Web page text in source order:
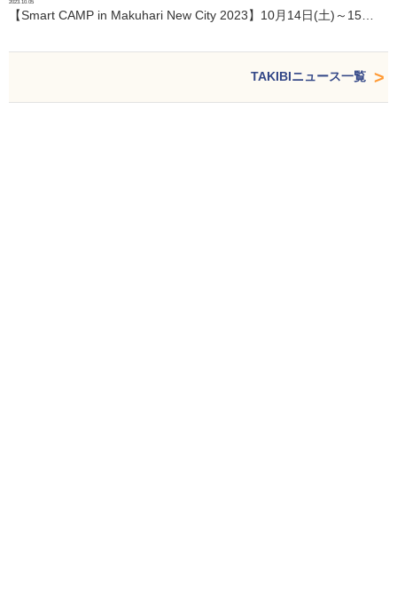
2023.10.05
【Smart CAMP in Makuhari New City 2023】10月14日(土)～15…
TAKIBIニュース一覧